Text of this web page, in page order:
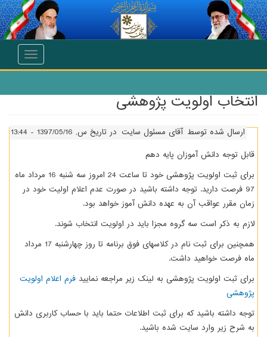
انتقال به محتوای اصلی
Toggle
انتخاب اولویت پژوهشی
ارسال شده توسط آقای مسئول سایت در تاریخ س, 1397/05/16 - 13:44
قابل توجه دانش ‌آموزان پایه دهم
برای ثبت اولویت پژوهشی خود تا ساعت 24 امروز سه شنبه 16 مرداد ماه
97 فرصت دارید. توجه داشته باشید در صورت عدم اعلام اولیت خود در
زمان مقرر عواقب آن به عهده دانش آموز خواهد بود.
لازم به ذکر است سه گروه مجزا باید در اولویت انتخاب شوند.
همچنین برای ثبت نام در کلاسهای فوق برنامه تا روز چهارشنبه 17 مرداد
ماه فرصت خواهید داشت.
برای ثبت اولویت پژوهشی به لینک زیر مراجعه نمایید فرم اعلام اولویت
پژوهشی
توجه داشته باشید که برای ثبت اطلاعات حتما باید با حساب کاربری دانش
به شرح زیر وارد سایت شده باشید.